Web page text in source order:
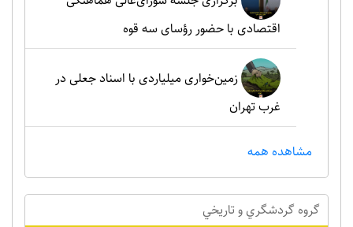
اقتصادی با حضور رؤسای سه قوه
زمین‌خواری میلیاردی با اسناد جعلی در
غرب تهران
مشاهده همه
گروه گردشگري و تاريخي